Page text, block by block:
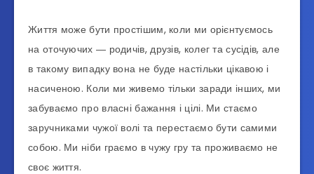
Життя може бути простішим, коли ми орієнтуємось
на оточуючих ― родичів, друзів, колег та сусідів, але
в такому випадку вона не буде настільки цікавою і
насиченою. Коли ми живемо тільки заради інших, ми
забуваємо про власні бажання і цілі. Ми стаємо
заручниками чужої волі та перестаємо бути самими
собою. Ми ніби граємо в чужу гру та проживаємо не
своє життя.